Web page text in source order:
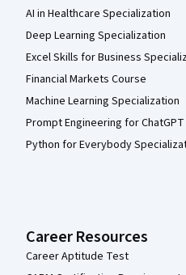
AI in Healthcare Specialization
Deep Learning Specialization
Excel Skills for Business
Financial Markets Course
Machine Learning Specialization
Prompt Engineering for
Python for Everybody
Career Resources
Career Aptitude Test